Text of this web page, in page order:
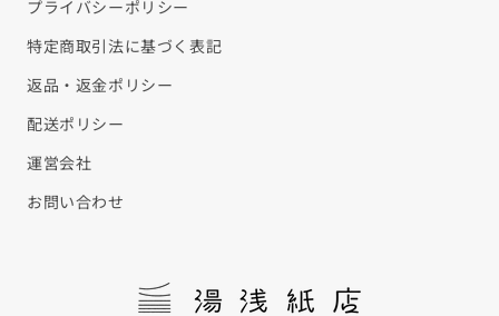
プライバシーポリシー
特定商取引法に基づく表記
返品・返金ポリシー
配送ポリシー
運営会社
お問い合わせ